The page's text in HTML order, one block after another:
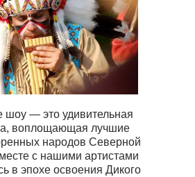
шоу — это удивительная
воплощающая лучшие
народов Северной
с нашими артистами
в эпохе освоения Дикого